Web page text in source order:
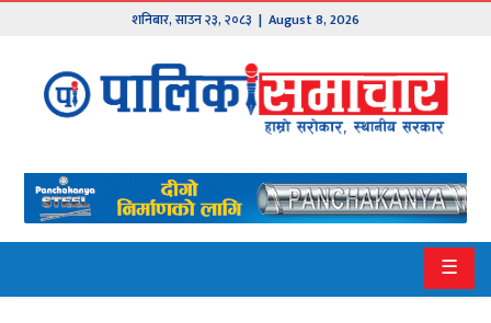
शनिबार,साउन२३,२०८३ | August 8, 2026
मुख्य
समाचार
हाम्रो
पालिका
१
☰